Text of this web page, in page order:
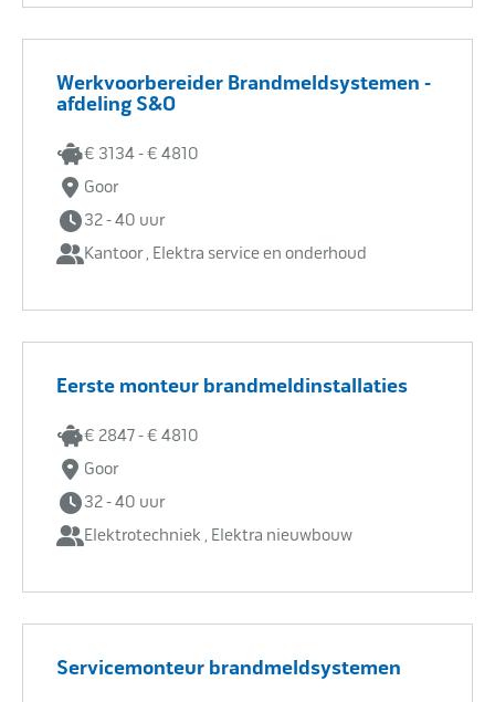
Werkvoorbereider Brandmeldsystemen -
afdeling S&O
€ 3134 - € 4810
Goor
32 - 40 uur
Kantoor , Elektra service en onderhoud
Eerste monteur brandmeldinstallaties
€ 2847 - € 4810
Goor
32 - 40 uur
Elektrotechniek , Elektra nieuwbouw
Servicemonteur brandmeldsystemen